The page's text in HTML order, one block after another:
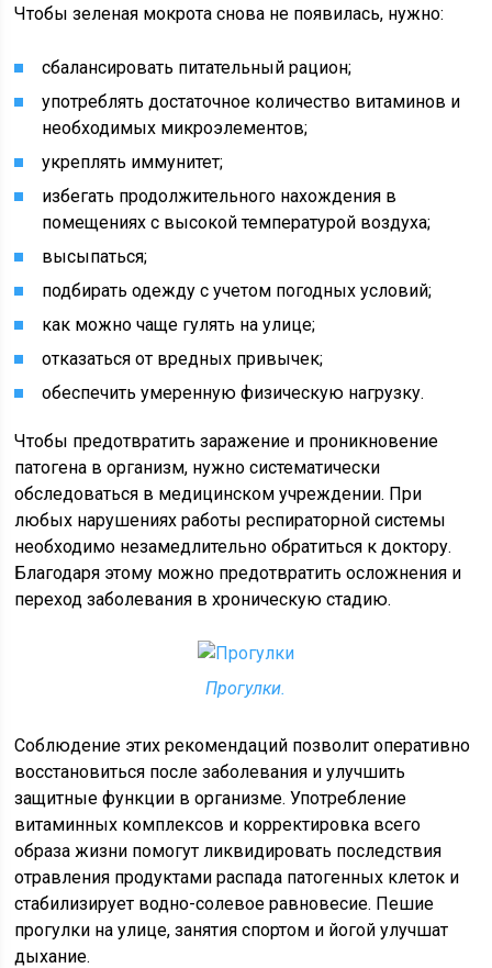
Чтобы зеленая мокрота снова не появилась, нужно:
сбалансировать питательный рацион;
употреблять достаточное количество витаминов и
необходимых микроэлементов;
укреплять иммунитет;
избегать продолжительного нахождения в
помещениях с высокой температурой воздуха;
высыпаться;
подбирать одежду с учетом погодных условий;
как можно чаще гулять на улице;
отказаться от вредных привычек;
обеспечить умеренную физическую нагрузку.
Чтобы предотвратить заражение и проникновение
патогена в организм, нужно систематически
обследоваться в медицинском учреждении. При
любых нарушениях работы респираторной системы
необходимо незамедлительно обратиться к доктору.
Благодаря этому можно предотвратить осложнения и
переход заболевания в хроническую стадию.
Прогулки.
Соблюдение этих рекомендаций позволит оперативно
восстановиться после заболевания и улучшить
защитные функции в организме. Употребление
витаминных комплексов и корректировка всего
образа жизни помогут ликвидировать последствия
отравления продуктами распада патогенных клеток и
стабилизирует водно-солевое равновесие. Пешие
прогулки на улице, занятия спортом и йогой улучшат
дыхание.